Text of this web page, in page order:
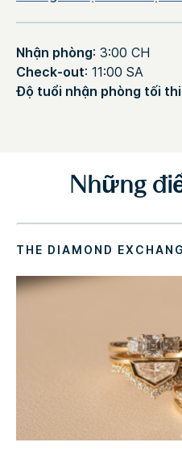
Nhận phòng: 3:00 CH
Check-out: 11:00 SA
Độ tuổi nhận phòng tối
Những